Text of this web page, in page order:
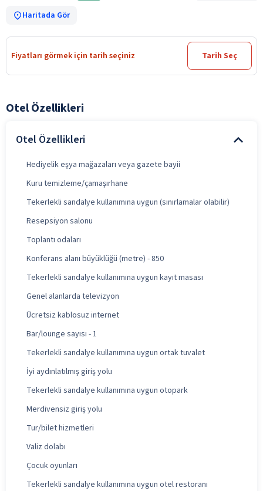
Haritada Gör
Fiyatları görmek için tarih seçiniz Tarih Seç
Otel Özellikleri
Otel Özellikleri
Hediyelik eşya mağazaları veya gazete bayii
Kuru temizleme/çamaşırhane
Tekerlekli sandalye kullanımına uygun (sınırlamalar olabilir)
Resepsiyon salonu
Toplantı odaları
Konferans alanı büyüklüğü (metre) - 850
Tekerlekli sandalye kullanımına uygun kayıt masası
Genel alanlarda televizyon
Ücretsiz kablosuz internet
Bar/lounge sayısı - 1
Tekerlekli sandalye kullanımına uygun ortak tuvalet
İyi aydınlatılmış giriş yolu
Tekerlekli sandalye kullanımına uygun otopark
Merdivensiz giriş yolu
Tur/bilet hizmetleri
Valiz dolabı
Çocuk oyunları
Tekerlekli sandalye kullanımına uygun otel restoranı